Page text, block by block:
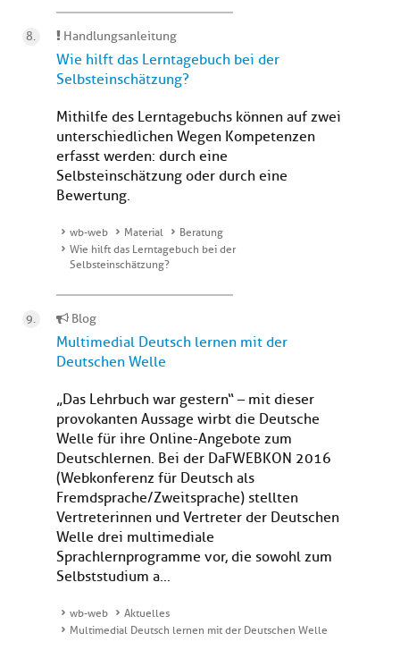
Handlungsanleitung
Wie hilft das Lerntagebuch bei der
Selbsteinschätzung?
Mithilfe des Lerntagebuchs können auf zwei
unterschiedlichen Wegen Kompetenzen
erfasst werden: durch eine
Selbsteinschätzung oder durch eine
Bewertung.
wb-web Material
Beratung
Wie hilft das Lerntagebuch bei der
Selbsteinschätzung?
Blog
Multimedial Deutsch lernen mit der
Deutschen Welle
„Das Lehrbuch war gestern“ – mit dieser
provokanten Aussage wirbt die Deutsche
Welle für ihre Online-Angebote zum
Deutschlernen. Bei der DaFWEBKON 2016
(Webkonferenz für Deutsch als
Fremdsprache/Zweitsprache) stellten
Vertreterinnen und Vertreter der Deutschen
Welle drei multimediale
Sprachlernprogramme vor, die sowohl zum
Selbststudium a...
wb-web
Aktuelles
Multimedial Deutsch lernen mit der Deutschen Welle